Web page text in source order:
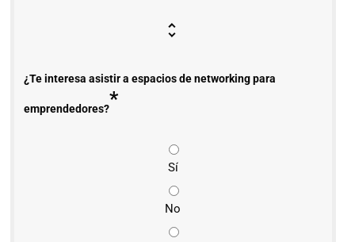
¿Te interesa asistir a espacios de networking para
emprendedores?*
Sí
No